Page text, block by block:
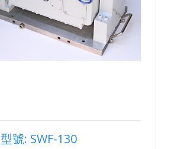
型號: SWF-130